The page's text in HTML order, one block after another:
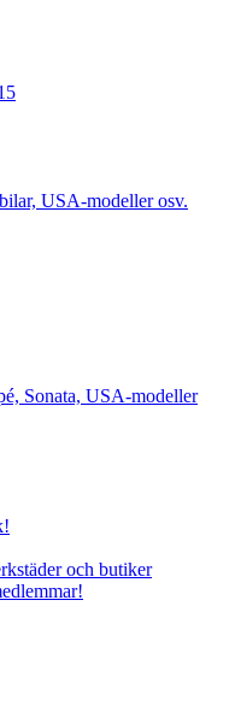
USA-modeller osv.
Sonata, USA-modeller
och butiker